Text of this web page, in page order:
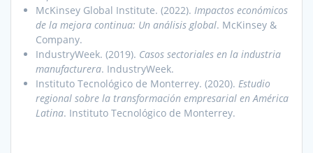
McKinsey Global Institute. (2022). Impactos económicos
de la mejora continua: Un análisis global. McKinsey &
Company.
IndustryWeek. (2019). Casos sectoriales en la industria
manufacturera. IndustryWeek.
Instituto Tecnológico de Monterrey. (2020). Estudio
regional sobre la transformación empresarial en América
Latina. Instituto Tecnológico de Monterrey.